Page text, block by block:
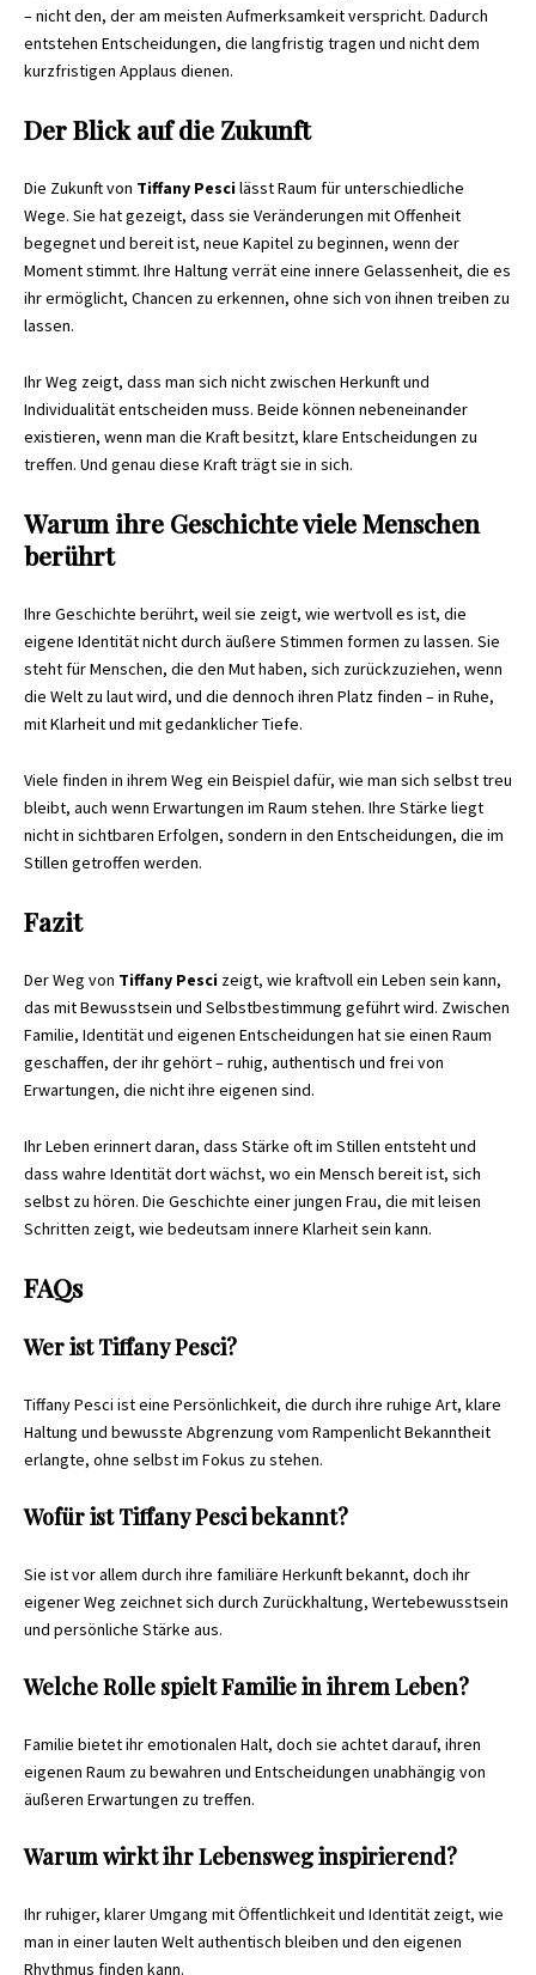
– nicht den, der am meisten Aufmerksamkeit verspricht. Dadurch
entstehen Entscheidungen, die langfristig tragen und nicht dem
kurzfristigen Applaus dienen.
Der Blick auf die Zukunft
Die Zukunft von Tiffany Pescilässt Raum für unterschiedliche
Wege. Sie hat gezeigt, dass sie Veränderungen mit Offenheit
begegnet und bereit ist, neue Kapitel zu beginnen, wenn der
Moment stimmt. Ihre Haltung verrät eine innere Gelassenheit, die es
ihr ermöglicht, Chancen zu erkennen, ohne sich von ihnen treiben zu
lassen.
Ihr Weg zeigt, dass man sich nicht zwischen Herkunft und
Individualität entscheiden muss. Beide können nebeneinander
existieren, wenn man die Kraft besitzt, klare Entscheidungen zu
treffen. Und genau diese Kraft trägt sie in sich.
Warum ihre Geschichte viele Menschen
berührt
Ihre Geschichte berührt, weil sie zeigt, wie wertvoll es ist, die
eigene Identität nicht durch äußere Stimmen formen zu lassen. Sie
steht für Menschen, die den Mut haben, sich zurückzuziehen, wenn
die Welt zu laut wird, und die dennoch ihren Platz finden – in Ruhe,
mit Klarheit und mit gedanklicher Tiefe.
Viele finden in ihrem Weg ein Beispiel dafür, wie man sich selbst treu
bleibt, auch wenn Erwartungen im Raum stehen. Ihre Stärke liegt
nicht in sichtbaren Erfolgen, sondern in den Entscheidungen, die im
Stillen getroffen werden.
Fazit
Der Weg von Tiffany Pesci zeigt, wie kraftvoll ein Leben sein kann,
das mit Bewusstsein und Selbstbestimmung geführt wird. Zwischen
Familie, Identität und eigenen Entscheidungen hat sie einen Raum
geschaffen, der ihr gehört – ruhig, authentisch und frei von
Erwartungen, die nicht ihre eigenen sind.
Ihr Leben erinnert daran, dass Stärke oft im Stillen entsteht und
dass wahre Identität dort wächst, wo ein Mensch bereit ist, sich
selbst zu hören. Die Geschichte einer jungen Frau, die mit leisen
Schritten zeigt, wie bedeutsam innere Klarheit sein kann.
FAQs
Wer ist Tiffany Pesci?
Tiffany Pesci ist eine Persönlichkeit, die durch ihre ruhige Art, klare
Haltung und bewusste Abgrenzung vom Rampenlicht Bekanntheit
erlangte, ohne selbst im Fokus zu stehen.
Wofür ist Tiffany Pesci bekannt?
Sie ist vor allem durch ihre familiäre Herkunft bekannt, doch ihr
eigener Weg zeichnet sich durch Zurückhaltung, Wertebewusstsein
und persönliche Stärke aus.
Welche Rolle spielt Familie in ihrem Leben?
Familie bietet ihr emotionalen Halt, doch sie achtet darauf, ihren
eigenen Raum zu bewahren und Entscheidungen unabhängig von
äußeren Erwartungen zu treffen.
Warum wirkt ihr Lebensweg inspirierend?
Ihr ruhiger, klarer Umgang mit Öffentlichkeit und Identität zeigt, wie
man in einer lauten Welt authentisch bleiben und den eigenen
Rhythmus finden kann.